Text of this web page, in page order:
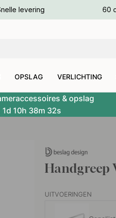
levering 60
OPSLAG VERLICHTING
& opslag
1d 10h 38m 31s
Handgreep
UITVOERINGEN